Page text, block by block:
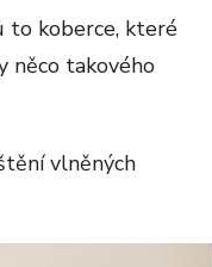
to koberce, které
něco takového
vlněných